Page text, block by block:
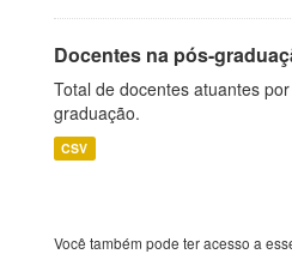
Docentes na pós-
Total de docentes atuantes
graduação.
CSV
Você também pode ter acesso a